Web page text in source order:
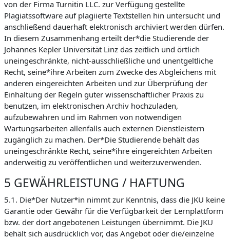
von der Firma Turnitin LLC. zur Verfügung gestellte
Plagiatssoftware auf plagiierte Textstellen hin untersucht und
anschließend dauerhaft elektronisch archiviert werden dürfen.
In diesem Zusammenhang erteilt der*die Studierende der
Johannes Kepler Universität Linz das zeitlich und örtlich
uneingeschränkte, nicht-ausschließliche und unentgeltliche
Recht, seine*ihre Arbeiten zum Zwecke des Abgleichens mit
anderen eingereichten Arbeiten und zur Überprüfung der
Einhaltung der Regeln guter wissenschaftlicher Praxis zu
benutzen, im elektronischen Archiv hochzuladen,
aufzubewahren und im Rahmen von notwendigen
Wartungsarbeiten allenfalls auch externen Dienstleistern
zugänglich zu machen. Der*Die Studierende behält das
uneingeschränkte Recht, seine*ihre eingereichten Arbeiten
anderweitig zu veröffentlichen und weiterzuverwenden.
5 GEWÄHRLEISTUNG / HAFTUNG
5.1. Die*Der Nutzer*in nimmt zur Kenntnis, dass die JKU keine
Garantie oder Gewähr für die Verfügbarkeit der Lernplattform
bzw. der dort angebotenen Leistungen übernimmt. Die JKU
behält sich ausdrücklich vor, das Angebot oder die/einzelne